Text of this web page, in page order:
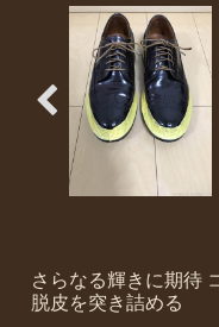
さらなる輝きに期待
脱皮を突き詰める